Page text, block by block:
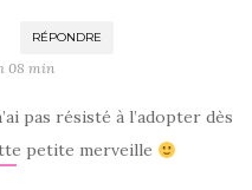
RÉPONDRE
08 min
pas résisté à l’adopter dès
petite merveille